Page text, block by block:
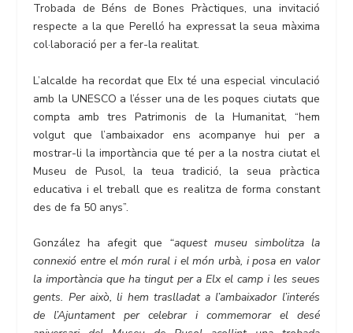
Trobada de Béns de Bones Pràctiques, una invitació
respecte a la que Perelló ha expressat la seua màxima
col·laboració per a fer-la realitat.
L’alcalde ha recordat que Elx té una especial vinculació
amb la UNESCO a l’ésser una de les poques ciutats que
compta amb tres Patrimonis de la Humanitat, “hem
volgut que l’ambaixador ens acompanye hui per a
mostrar-li la importància que té per a la nostra ciutat el
Museu de Pusol, la teua tradició, la seua pràctica
educativa i el treball que es realitza de forma constant
des de fa 50 anys”.
González ha afegit que “aquest museu simbolitza la
connexió entre el món rural i el món urbà, i posa en valor
la importància que ha tingut per a Elx el camp i les seues
gents. Per això, li hem traslladat a l’ambaixador l’interés
de l’Ajuntament per celebrar i commemorar el desé